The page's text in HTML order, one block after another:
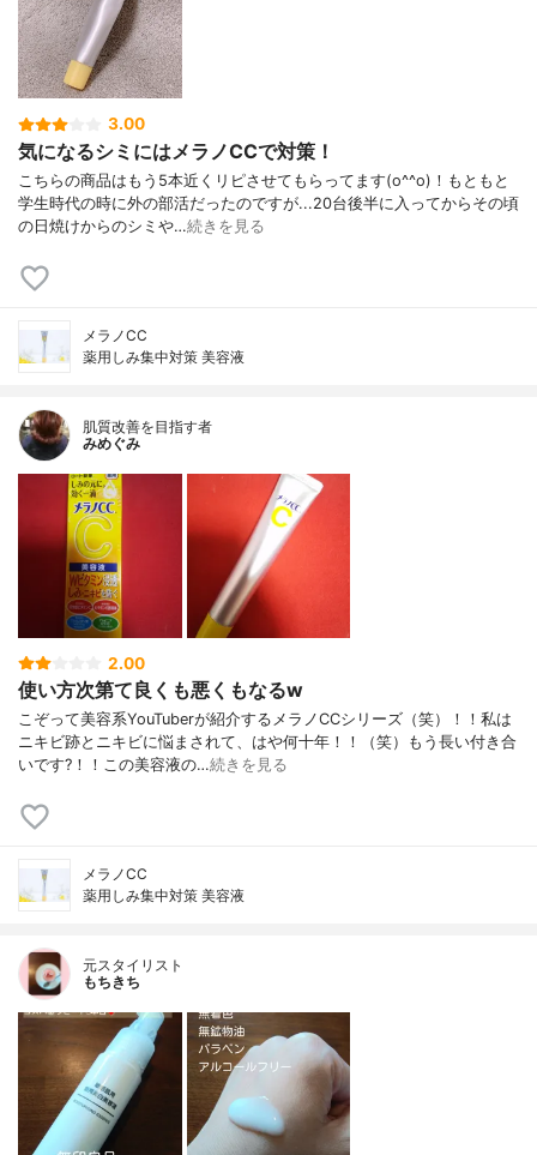
3.00
気になるシミにはメラノCCで対策！
こちらの商品はもう5本近くリピさせてもらってます(o^^o)！もともと
学生時代の時に外の部活だったのですが...20台後半に入ってからその頃
の日焼けからのシミや…続きを見る
メラノCC
薬用しみ集中対策 美容液
肌質改善を目指す者
みめぐみ
2.00
使い方次第て良くも悪くもなるw
こぞって美容系YouTuberが紹介するメラノCCシリーズ（笑）！！私は
ニキビ跡とニキビに悩まされて、はや何十年！！（笑）もう長い付き合
いです?！！この美容液の…続きを見る
メラノCC
薬用しみ集中対策 美容液
元スタイリスト
もちきち